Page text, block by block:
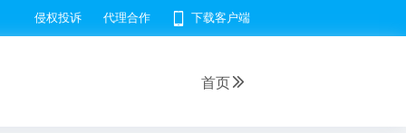
侵权投诉 代理合作 下载客户端
首页